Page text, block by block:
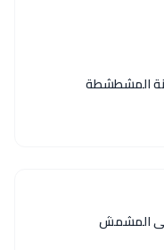
المشطشطة
المشمش